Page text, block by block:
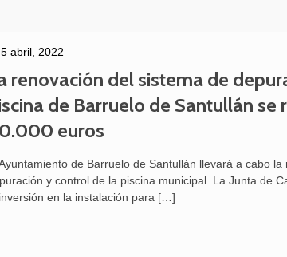
5 abril, 2022
renovación del sistema de
de Barruelo de Santullán se
euros
de Barruelo de Santullán llevará a cabo
y control de la piscina municipal. La Junta de
en la instalación para […]